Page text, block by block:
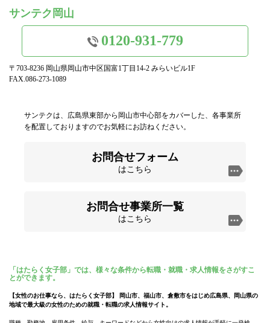
サンテク岡山
0120-931-779
〒703-8236 岡山県岡山市中区国富1丁目14-2 みらいビル1F
FAX.086-273-1089
サンテクは、広島県東部から岡山市中心部をカバーした、各事業所
を配置しておりますのでお気軽にお訪ねください。
お問合せフォーム
はこちら
お問合せ事業所一覧
はこちら
「はたらく女子部」では、様々な条件から転職・就職・求人情報をさがすこ
とができます。
【女性のお仕事なら、はたらく女子部】 岡山市、福山市、倉敷市をはじめ広島県、岡山県の
地域で最大級の女性のための就職・転職の求人情報サイト。